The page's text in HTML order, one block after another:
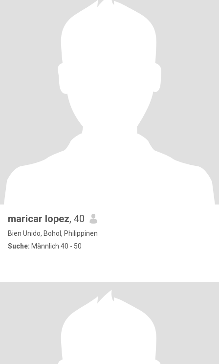
maricar lopez, 40
Bien Unido, Bohol, Philippinen
Suche: Männlich 40 - 50